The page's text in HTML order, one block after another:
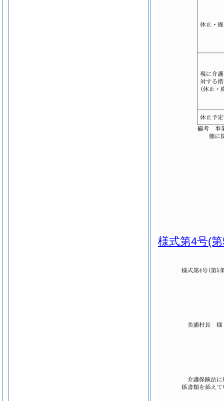
様式第4号(